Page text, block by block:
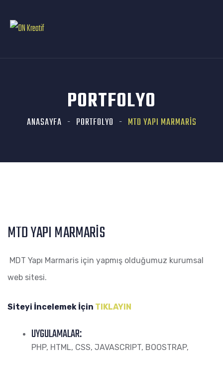
PORTFOLYO
ANASAYFA PORTFOLYO MTD YAPI MARMARIS
MTD YAPI MARMARIS
MDT Yapı Marmaris için yapmış olduğumuz kurumsal
web sitesi.
Siteyi İncelemek İçin TIKLAYIN
UYGULAMALAR:
PHP, HTML, CSS, JAVASCRIPT, BOOSTRAP,